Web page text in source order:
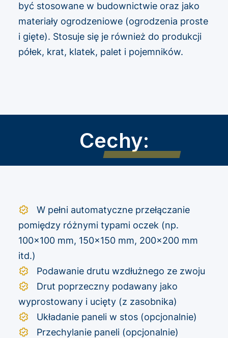
być stosowane w budownictwie oraz jako
materiały ogrodzeniowe (ogrodzenia proste
i gięte). Stosuje się je również do produkcji
półek, krat, klatek, palet i pojemników.
Cechy:
W pełni automatyczne przełączanie
pomiędzy różnymi typami oczek (np.
100×100 mm, 150×150 mm, 200×200 mm
itd.)
Podawanie drutu wzdłużnego ze zwoju
Drut poprzeczny podawany jako
wyprostowany i ucięty (z zasobnika)
Układanie paneli w stos (opcjonalnie)
Przechylanie paneli (opcjonalnie)